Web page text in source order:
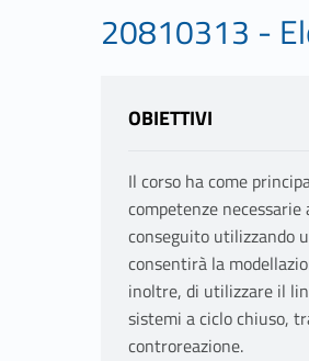
20810313 -
OBIETTIVI
Il corso ha come
competenze
conseguito utilizzando
consentirà la
inoltre, di utilizzare il
sistemi a ciclo chiuso,
controreazione.